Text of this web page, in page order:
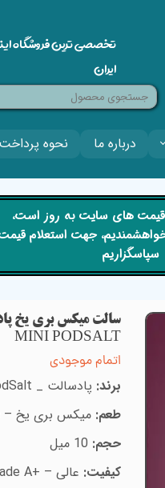
درباره ما نحوه پرداخت
تخصصی ترین فروشگاه
ایران
MINI PODSALT
اتمام موجودی
برند: پادسالت _
طعم: میکس بری یخ –
حجم:
کیفیت: عالی – A+
قیمت های سایت به روز است،
جهت استعلام
سپاسگزاریم